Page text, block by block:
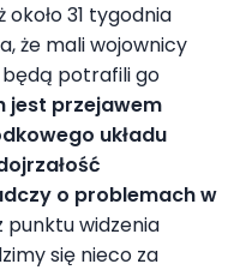
31 tygodnia
że mali wojownicy
potrafili go
jest przejawem
układu
o problemach w
punktu widzenia
się nieco za